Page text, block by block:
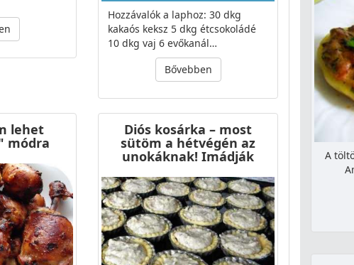
Hozzávalók a laphoz: 30 dkg
kakaós keksz 5 dkg étcsokoládé
10 dkg vaj 6 evőkanál…
Bővebben
lehet
módra
Diós kosárka – most
sütöm a hétvégén az
unokáknak! Imádják
A